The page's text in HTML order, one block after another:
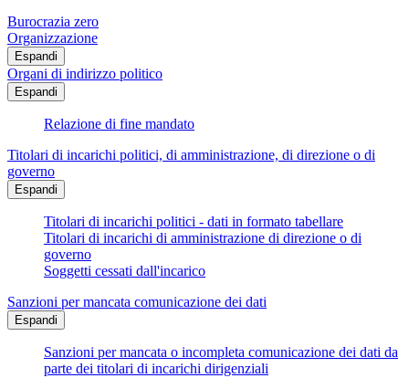
Burocrazia zero
Organizzazione
Espandi
Organi di indirizzo politico
Espandi
Relazione di fine mandato
Titolari di incarichi politici, di amministrazione, di direzione o di
governo
Espandi
Titolari di incarichi politici - dati in formato tabellare
Titolari di incarichi di amministrazione di direzione o di
governo
Soggetti cessati dall'incarico
Sanzioni per mancata comunicazione dei dati
Espandi
Sanzioni per mancata o incompleta comunicazione dei dati da
parte dei titolari di incarichi dirigenziali